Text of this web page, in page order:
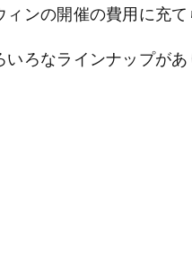
ンの開催の費用に充て
ろなラインナップが